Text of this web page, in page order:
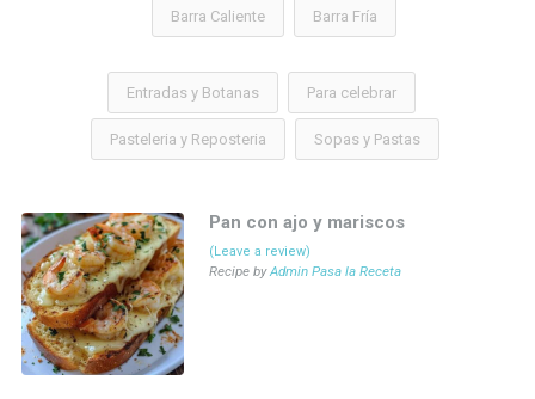
Barra Caliente Barra Fría
Entradas y Botanas Para celebrar
Pasteleria y Reposteria Sopas y Pastas
Pan con ajo y mariscos
(Leave a review)
Recipe byAdmin Pasa la Receta